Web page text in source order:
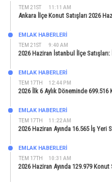
TEM 21ST 11:11 AM
Ankara İlçe Konut Satışları 2026
TEM 21ST 9:40 AM
EMLAK HABERLERI
2026 Haziran İstanbul İlçe
TEM 17TH 12:44 PM
EMLAK HABERLERI
2026 İlk 6 Aylık Döneminde 699.516
TEM 17TH 11:22 AM
EMLAK HABERLERI
2026 Haziran Ayında 16.565 İş Yeri
TEM 17TH 10:31 AM
EMLAK HABERLERI
2026 Haziran Ayında 129.979 Konut